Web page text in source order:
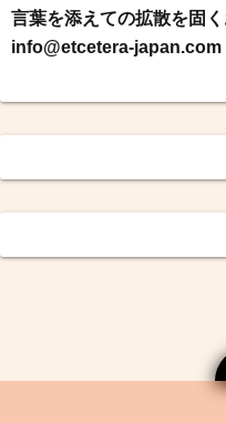
言葉を添えての拡散を固く
info@etcetera-japan.com